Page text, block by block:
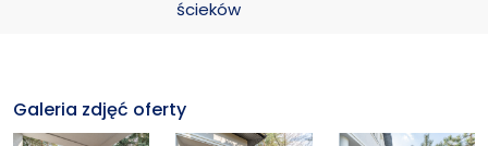
ścieków
Galeria zdjęć oferty